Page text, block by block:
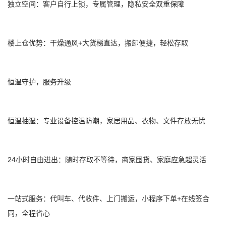
独立空间：客户自行上锁，专属管理，隐私安全双重保障
楼上仓优势：干燥通风+大货梯直达，搬卸便捷，轻松存取
恒温守护，服务升级
恒温抽湿：专业设备控温防潮，家居用品、衣物、文件存放无忧
24小时自由进出：随时存取不等待，商家囤货、家庭应急超灵活
一站式服务：代叫车、代收件、上门搬运，小程序下单+在线签合
同，全程省心